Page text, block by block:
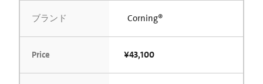
ブランド Corning®
Price ¥43,100